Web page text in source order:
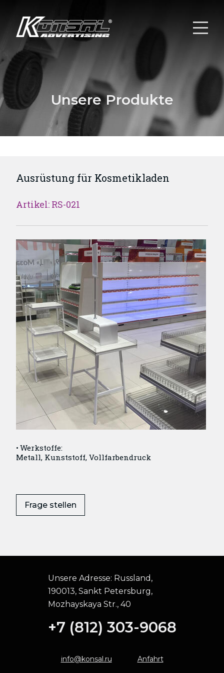
Unsere Produkte
Ausrüstung für Kosmetikladen
Artikel: RS-021
Werkstoffe:
Metall, Kunststoff, Vollfarbendruck
Frage stellen
Unsere Adresse: Russland,
190013, Sankt Petersburg,
Mozhayskaya Str., 40
+7 (812) 303-9068
info@konsal.ru Anfahrt